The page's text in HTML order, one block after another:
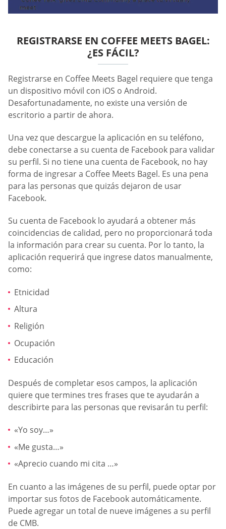
REGISTRARSE EN COFFEE MEETS BAGEL:
¿ES FÁCIL?
Registrarse en Coffee Meets Bagel requiere que tenga
un dispositivo móvil con iOS o Android.
Desafortunadamente, no existe una versión de
escritorio a partir de ahora.
Una vez que descargue la aplicación en su teléfono,
debe conectarse a su cuenta de Facebook para validar
su perfil. Si no tiene una cuenta de Facebook, no hay
forma de ingresar a Coffee Meets Bagel. Es una pena
para las personas que quizás dejaron de usar
Facebook.
Su cuenta de Facebook lo ayudará a obtener más
coincidencias de calidad, pero no proporcionará toda
la información para crear su cuenta. Por lo tanto, la
aplicación requerirá que ingrese datos manualmente,
como:
Etnicidad
Altura
Religión
Ocupación
Educación
Después de completar esos campos, la aplicación
quiere que termines tres frases que te ayudarán a
describirte para las personas que revisarán tu perfil:
«Yo soy…»
«Me gusta…»
«Aprecio cuando mi cita …»
En cuanto a las imágenes de su perfil, puede optar por
importar sus fotos de Facebook automáticamente.
Puede agregar un total de nueve imágenes a su perfil
de CMB.